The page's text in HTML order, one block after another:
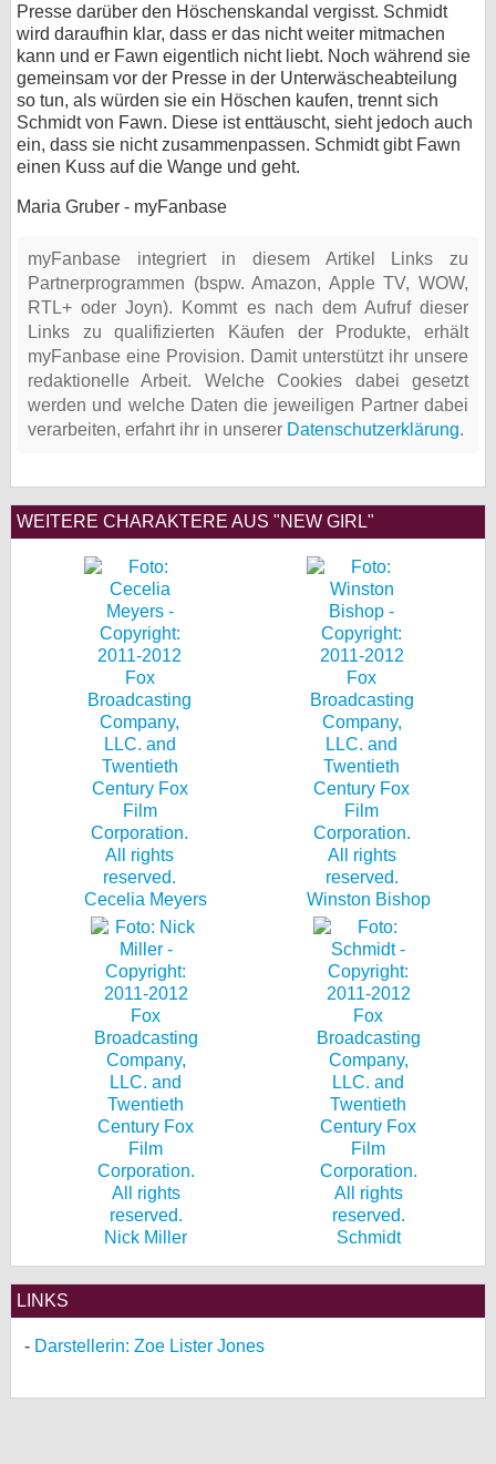
Presse darüber den Höschenskandal vergisst. Schmidt
wird daraufhin klar, dass er das nicht weiter mitmachen
kann und er Fawn eigentlich nicht liebt. Noch während sie
gemeinsam vor der Presse in der Unterwäscheabteilung
so tun, als würden sie ein Höschen kaufen, trennt sich
Schmidt von Fawn. Diese ist enttäuscht, sieht jedoch auch
ein, dass sie nicht zusammenpassen. Schmidt gibt Fawn
einen Kuss auf die Wange und geht.
Maria Gruber - myFanbase
myFanbase integriert in diesem Artikel Links zu
Partnerprogrammen (bspw. Amazon, Apple TV, WOW,
RTL+ oder Joyn). Kommt es nach dem Aufruf dieser
Links zu qualifizierten Käufen der Produkte, erhält
myFanbase eine Provision. Damit unterstützt ihr unsere
redaktionelle Arbeit. Welche Cookies dabei gesetzt
werden und welche Daten die jeweiligen Partner dabei
verarbeiten, erfahrt ihr in unserer Datenschutzerklärung.
WEITERE CHARAKTERE AUS "NEW GIRL"
Cecelia Meyers Winston Bishop
Nick Miller Schmidt
LINKS
Darstellerin: Zoe Lister Jones